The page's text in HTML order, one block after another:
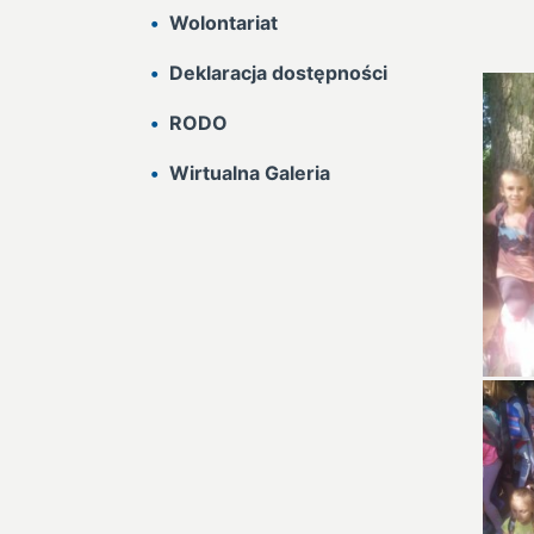
Wolontariat
Deklaracja dostępności
RODO
Wirtualna Galeria